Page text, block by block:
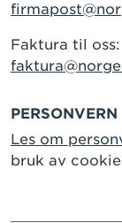
Faktura til oss:
PERSONVERN
Les om
bruk av